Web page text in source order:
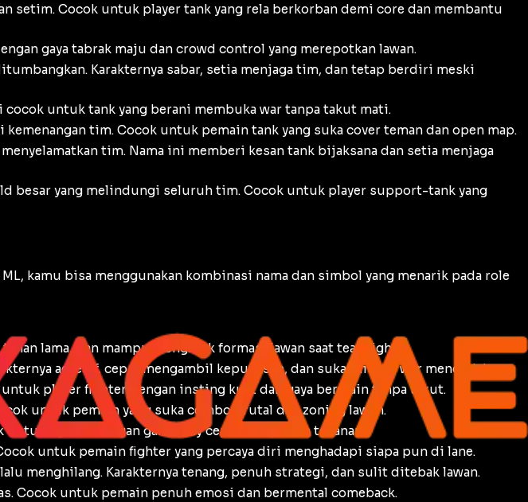
setim. Cocok untuk player tank yang rela berkorban demi core dan membantu
gaya tabrak maju dan crowd control yang merepotkan lawan.
Karakternya sabar, setia menjaga tim, dan tetap berdiri meski
untuk tank yang berani membuka war tanpa takut mati.
tim. Cocok untuk pemain tank yang suka cover teman dan open map.
tim. Nama ini memberi kesan tank bijaksana dan setia menjaga
besar yang melindungi seluruh tim. Cocok untuk player support-tank yang
kamu bisa menggunakan kombinasi nama dan simbol yang menarik pada role
lama, dan mampu mengacak formasi lawan saat teamfight.
agresif, cepat mengambil keputusan, dan suka initiate war mendadak.
player fighter dengan insting kuat dan gaya bermain tanpa takut.
untuk pemain yang suka combo brutal dan zoning lawan.
fighter dengan gameplay cepat dan penuh tekanan.
untuk pemain fighter yang percaya diri menghadapi siapa pun di lane.
menghilang. Karakternya tenang, penuh strategi, dan sulit ditebak lawan.
Cocok untuk pemain penuh emosi dan bermental comeback.